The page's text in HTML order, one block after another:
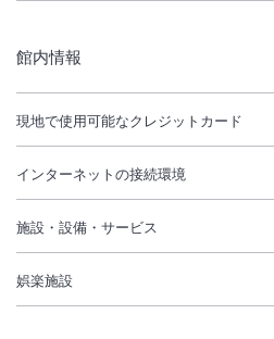
館内情報
現地で使用可能なクレジットカード
インターネットの接続環境
施設・設備・サービス
娯楽施設